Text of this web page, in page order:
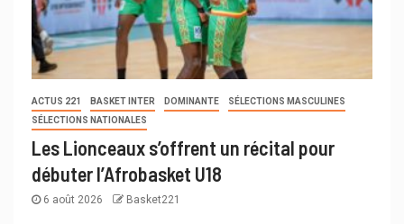
ACTUS 221 BASKET INTER DOMINANTE
SÉLECTIONS MASCULINES
SÉLECTIONS NATIONALES
Les Lionceaux s’offrent un récital pour
débuter l’Afrobasket U18
6 août 2026 Basket221